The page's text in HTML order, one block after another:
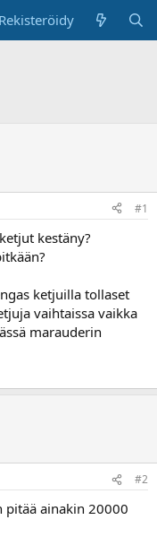
Rekisteröidy
#1
kestäny?
ketjuilla tollaset
vaihtaissa vaikka
marauderin
#2
pitää ainakin 20000